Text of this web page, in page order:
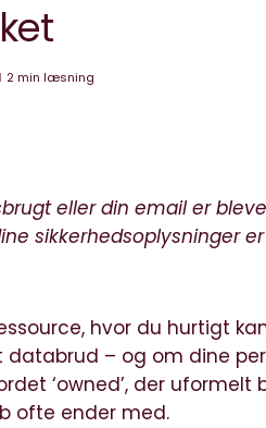
2 min læsning
eller din email er
sikkerhedsoplysninger
hvor du hurtigt
databrud – og om dine
‘owned’, der uformelt
ofte ender med.